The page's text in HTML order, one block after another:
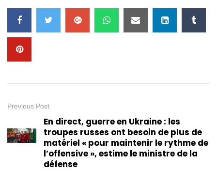
Previous Post
En direct, guerre en Ukraine : les
troupes russes ont besoin de plus de
matériel « pour maintenir le rythme de
l’offensive », estime le ministre de la
défense